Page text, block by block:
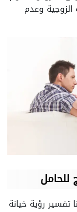
وعدم
للحامل
تفسير رؤية خيانة